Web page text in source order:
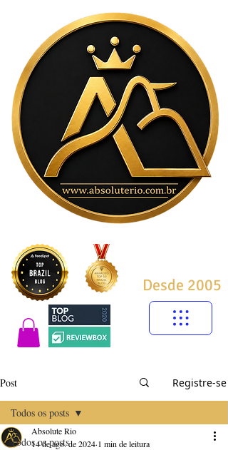
Desde 2005
Post Registre-se
Todos os posts
Todos os posts
Absolute Rio
14 de ago. de 2024 1 min de leitura